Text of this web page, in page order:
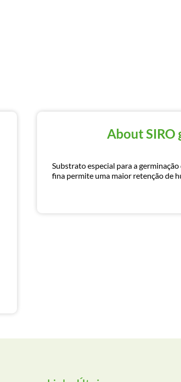
About SIRO
Substrato especial para a
fina permite uma maior retenção de